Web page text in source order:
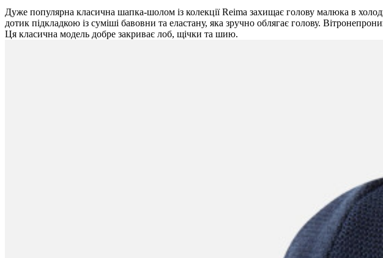
Дуже популярна класична шапка-шолом із колекції Reima захищає голову малюка в
дотик підкладкою із суміші бавовни та еластану, яка зручно облягає голову.
Ця класична модель добре закриває лоб, щічки та шию.